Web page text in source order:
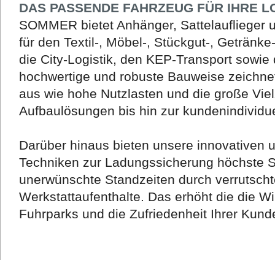
DAS PASSENDE FAHRZEUG FÜR IHRE
SOMMER bietet Anhänger, Sattelauflieger
für den Textil-, Möbel-, Stückgut-,
die City-Logistik, den KEP-Transport
hochwertige und robuste Bauweise
aus wie hohe Nutzlasten und die große
Aufbaulösungen bis hin zur
Darüber hinaus bieten unsere innovativen
Techniken zur Ladungssicherung höchste
unerwünschte Standzeiten durch
Werkstattaufenthalte. Das erhöht die die
Fuhrparks und die Zufriedenheit Ihrer